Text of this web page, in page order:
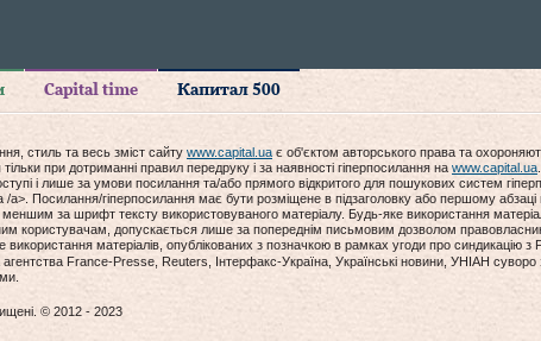
Capital time Капитал 500
стиль та весь зміст сайту www.capital.ua є об'єктом авторського права та
при дотриманні правил передруку і за наявності гіперпосилання на www.capital.ua
і лише за умови посилання та/або прямого відкритого для пошукових систем
/a>. Посилання/гіперпосилання має бути розміщене в підзаголовку або першому
за шрифт тексту використовуваного матеріалу. Будь-яке використання
користувачам, допускається лише за попереднім письмовим дозволом
використання матеріалів, опублікованих з позначкою в рамках угоди про синдикацію з
France-Presse, Reuters, Інтерфакс-Україна, Українські новини, УНІАН суворо
© 2012 - 2023